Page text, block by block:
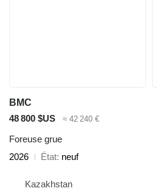
BMC
48 800 $US
≈ 42 240 €
Foreuse grue
2026
État neuf
Kazakhstan